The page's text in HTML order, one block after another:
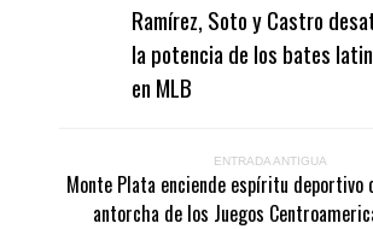
Ramírez, Soto y Castro
la potencia de los bates
en MLB
ENTRADA ANTIGUA
Monte Plata enciende espíritu deportivo
antorcha de los Juegos